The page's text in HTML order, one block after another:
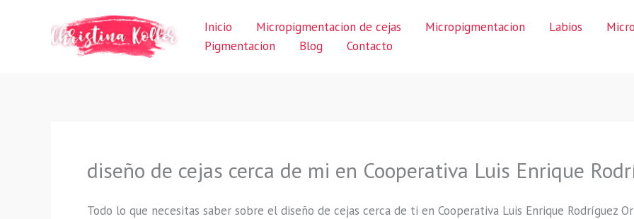
Inicio Micropigmentacion de cejas Micropigmentacion Labios
Pigmentacion
Blog Contacto
diseño de cejas cerca de mi en Cooperativa Luis Enrique
Todo lo que necesitas saber sobre el diseño de cejas cerca de ti en Cooperativa Luis Enrique Rodríguez Or